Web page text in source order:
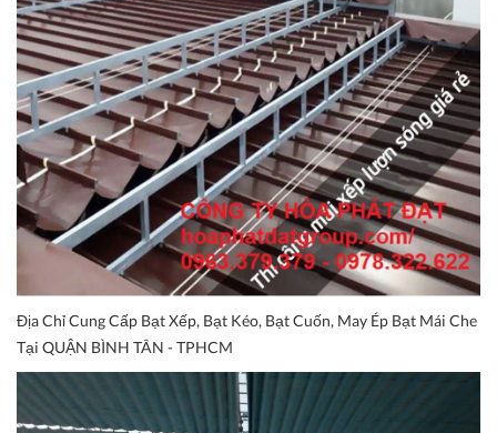
Địa Chỉ Cung Cấp Bạt Xếp, Bạt Kéo, Bạt Cuốn, May Ép Bạt Mái Che
Tại QUẬN BÌNH TÂN - TPHCM